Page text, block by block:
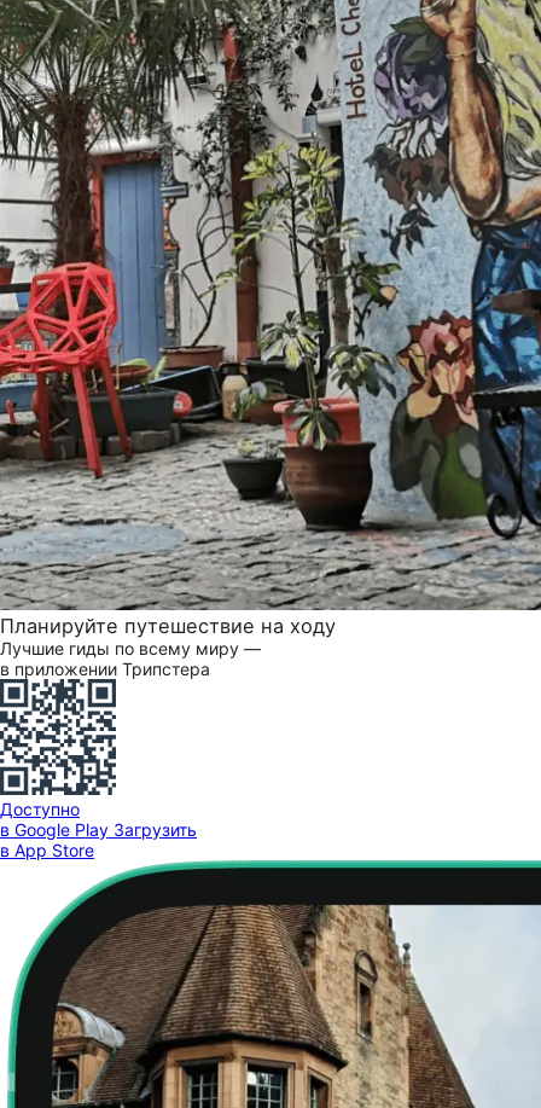
Планируйте путешествие на ходу
Лучшие гиды по всему миру —
в приложении Трипстера
Доступно
в Google Play Загрузить
в App Store